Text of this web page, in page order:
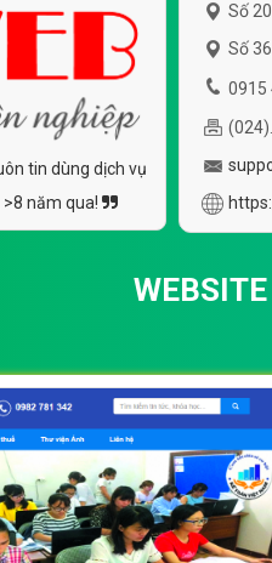
tin dùng dịch vụ
năm qua!
Số
Số
0915